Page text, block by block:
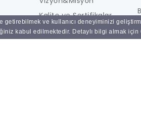
getirebilmek ve kullanıcı deneyiminizi
kabul edilmektedir. Detaylı bilgi almak
Kalite ve Sertifikalar
Foto Galeri